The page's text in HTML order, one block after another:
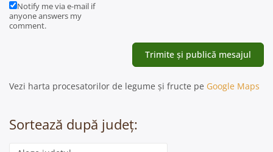
Notify me via e-mail if
anyone answers my
comment.
Vezi harta procesatorilor de legume și fructe pe Google Maps
Sortează după județ:
Categorie